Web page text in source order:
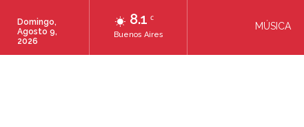
8.1 C
Buenos Aires
Domingo,
Agosto 9,
2026
MÚSICA